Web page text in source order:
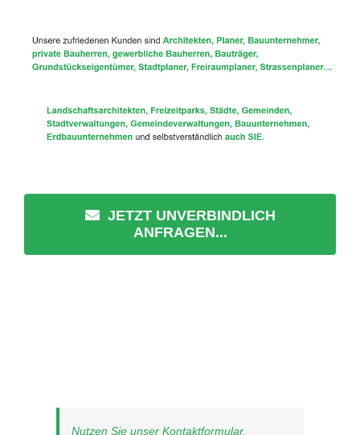
JETZT UNVERBINDLICH
ANFRAGEN...
Nutzen Sie unser Kontaktformular.